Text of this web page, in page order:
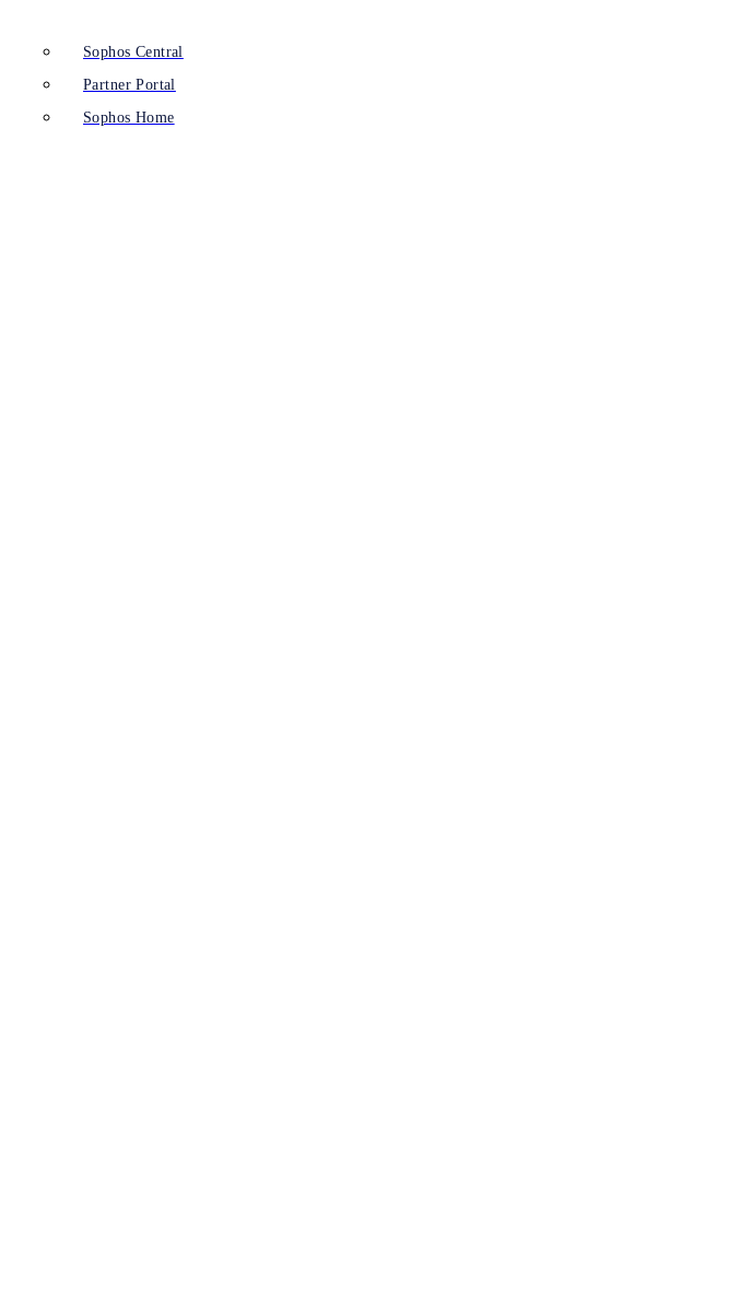
Sophos Central
Partner Portal
Sophos Home